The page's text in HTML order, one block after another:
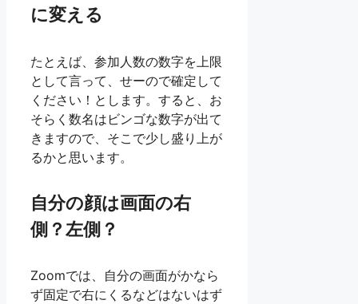
に変える
たとえば、参加人数の数字を上限
として言って、せーので確定して
ください！とします。すると、お
そらく数名はビンゴな数字が出て
きますので、そこで少し盛り上が
るかと思います。
自分の顔は画面の右
側？左側？
Zoomでは、自分の画面がかなら
ず固定で右にくるなどはないはず